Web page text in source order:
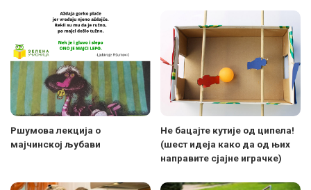
Ршумова лекција о
мајчинској љубави
Не бацајте кутије од ципела!
(шест идеја како да од њих
направите сјајне играчке)